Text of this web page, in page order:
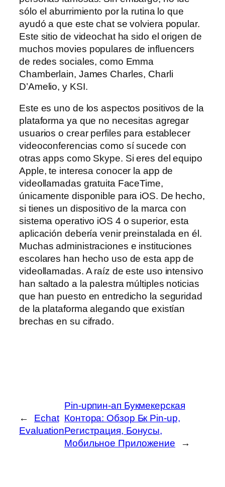
sólo el aburrimiento por la rutina lo que
ayudó a que este chat se volviera popular.
Este sitio de videochat ha sido el origen de
muchos movies populares de influencers
de redes sociales, como Emma
Chamberlain, James Charles, Charli
D’Amelio, y KSI.
Este es uno de los aspectos positivos de la
plataforma ya que no necesitas agregar
usuarios o crear perfiles para establecer
videoconferencias como sí sucede con
otras apps como Skype. Si eres del equipo
Apple, te interesa conocer la app de
videollamadas gratuita FaceTime,
únicamente disponible para iOS. De hecho,
si tienes un dispositivo de la marca con
sistema operativo iOS 4 o superior, esta
aplicación debería venir preinstalada en él.
Muchas administraciones e instituciones
escolares han hecho uso de esta app de
videollamadas. A raíz de este uso intensivo
han saltado a la palestra múltiples noticias
que han puesto en entredicho la seguridad
de la plataforma alegando que existían
brechas en su cifrado.
←
Echat
Evaluation
Pin-upпин-ап Букмекерская
Контора: Обзор Бк Pin-up,
Регистрация, Бонусы,
Мобильное Приложение
→